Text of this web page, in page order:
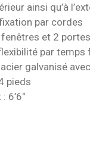
ainsi qu’à
par cordes
et 2 portes
par temps
galvanisé
pieds
6’6″